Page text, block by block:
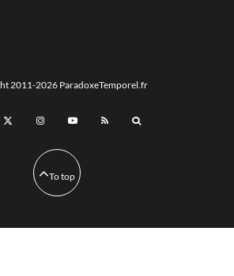
2011-2026 ParadoxeTemporel.fr
To top